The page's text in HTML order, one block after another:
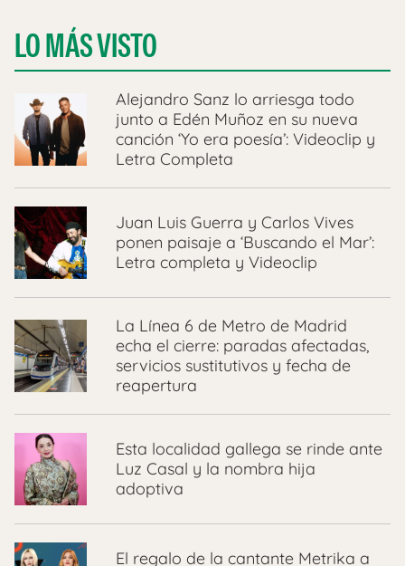
LO MÁS VISTO
Alejandro Sanz lo arriesga todo
junto a Edén Muñoz en su nueva
canción ‘Yo era poesía’: Videoclip y
Letra Completa
Juan Luis Guerra y Carlos Vives
ponen paisaje a ‘Buscando el Mar’:
Letra completa y Videoclip
La Línea 6 de Metro de Madrid
echa el cierre: paradas afectadas,
servicios sustitutivos y fecha de
reapertura
Esta localidad gallega se rinde ante
Luz Casal y la nombra hija
adoptiva
El regalo de la cantante Metrika a